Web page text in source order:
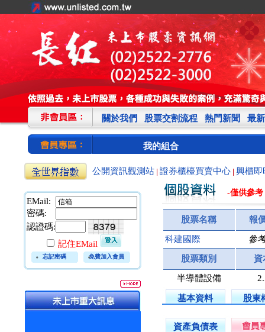
關於我們 股票交割流程 熱門新聞 最
我的組合
公開資訊觀測站 證券櫃檯買賣中心 興櫃即
EMail:
密碼:
認證碼:
記住EMail
忘記密碼 免費加入會員
-僅供參考
股票名稱 報
科建國際 參
股票類別 資
半導體設備
基本資料 股東
資產負債表